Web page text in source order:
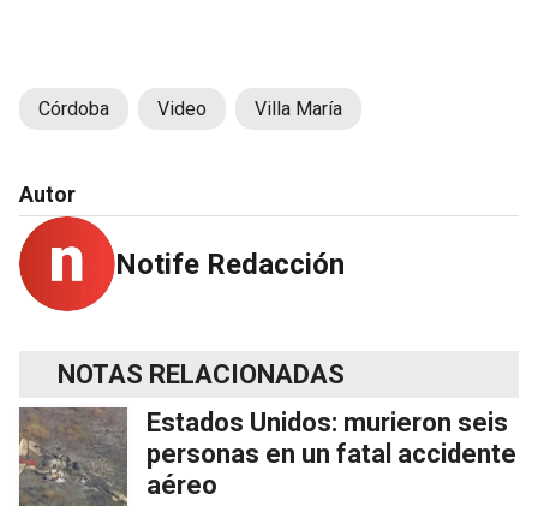
Córdoba Video Villa María
Autor
Notife Redacción
NOTAS RELACIONADAS
Estados Unidos: murieron seis
personas en un fatal accidente
aéreo